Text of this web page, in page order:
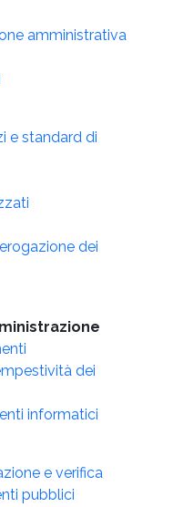
amministrativa
e standard di
dei
dei
informatici
e verifica
pubblici